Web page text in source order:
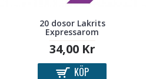
20 dosor Lakrits
Expressarom
34,00 Kr
KÖP